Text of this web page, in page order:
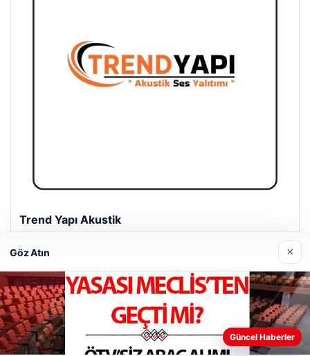
Trend Yapı Akustik
© 2026 Bilgi Spot – Güncel Haberler
Göz Atın ×
Güncel Haberler